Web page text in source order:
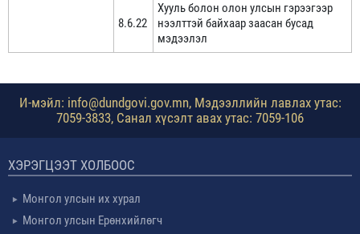
8.6.22
Хууль болон олон улсын гэрээгээр
нээлттэй байхаар заасан бусад
мэдээлэл
И-мэйл: info@dundgovi.gov.mn, Мэдээллийн лавлах утас:
7059-3833, Санал хүсэлт авах утас: 7059-106
ХЭРЭГЦЭЭТ ХОЛБООС
Монгол улсын их хурал
Монгол улсын Ерөнхийлөгч